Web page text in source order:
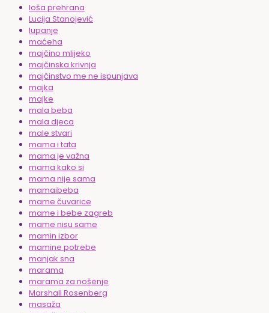
loša prehrana
Lucija Stanojević
lupanje
maćeha
majčino mlijeko
majčinska krivnja
majčinstvo me ne ispunjava
majka
majke
mala beba
mala djeca
male stvari
mama i tata
mama je važna
mama kako si
mama nije sama
mamaibeba
mame čuvarice
mame i bebe zagreb
mame nisu same
mamin izbor
mamine potrebe
manjak sna
marama
marama za nošenje
Marshall Rosenberg
masaža